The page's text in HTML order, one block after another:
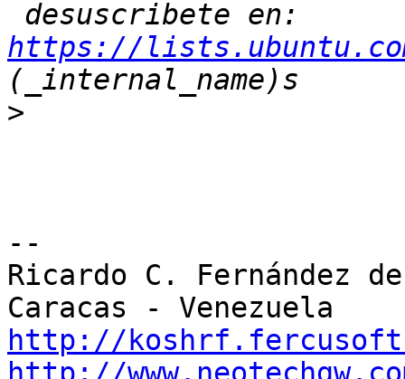
https://
>
--
Ricardo C. Fernández
http://